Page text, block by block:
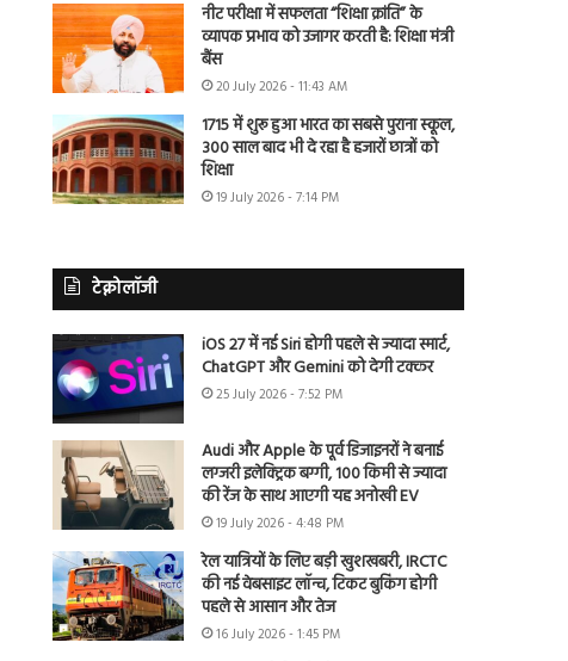
नीट परीक्षा में सफलता “शिक्षा क्रांति” के
व्यापक प्रभाव को उजागर करती है: शिक्षा मंत्री
बैंस
20 July 2026 - 11:43 AM
1715 में शुरू हुआ भारत का सबसे पुराना स्कूल,
300 साल बाद भी दे रहा है हजारों छात्रों को
शिक्षा
19 July 2026 - 7:14 PM
टेक्नोलॉजी
iOS 27 में नई Siri होगी पहले से ज्यादा स्मार्ट,
ChatGPT और Gemini को देगी टक्कर
25 July 2026 - 7:52 PM
Audi और Apple के पूर्व डिजाइनरों ने बनाई
लग्जरी इलेक्ट्रिक बग्गी, 100 किमी से ज्यादा
की रेंज के साथ आएगी यह अनोखी EV
19 July 2026 - 4:48 PM
रेल यात्रियों के लिए बड़ी खुशखबरी, IRCTC
की नई वेबसाइट लॉन्च, टिकट बुकिंग होगी
पहले से आसान और तेज
16 July 2026 - 1:45 PM